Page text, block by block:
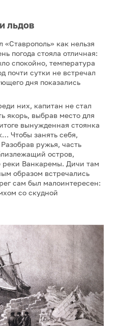
льдов
как нельзя
погода стояла отличная:
спокойно, температура
почти сутки не встречал
дня показались
них, капитан не стал
якорь, выбрав место для
вынужденная стоянка
Чтобы занять себя,
ружья, часть
остров,
реки Ванкаремы. Дичи там
образом встречались
сам был малоинтересен:
со скудной